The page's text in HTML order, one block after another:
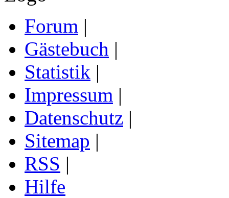
Forum |
Gästebuch |
Statistik |
Impressum |
Datenschutz |
Sitemap |
RSS |
Hilfe